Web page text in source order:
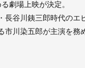
劇場上映が決定。
谷川銕三郎時代のエ
市川染五郎が主演を